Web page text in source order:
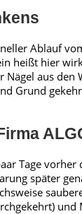
Ablauf
heißt hier
Nägel aus den
Grund
Tage vorher
später